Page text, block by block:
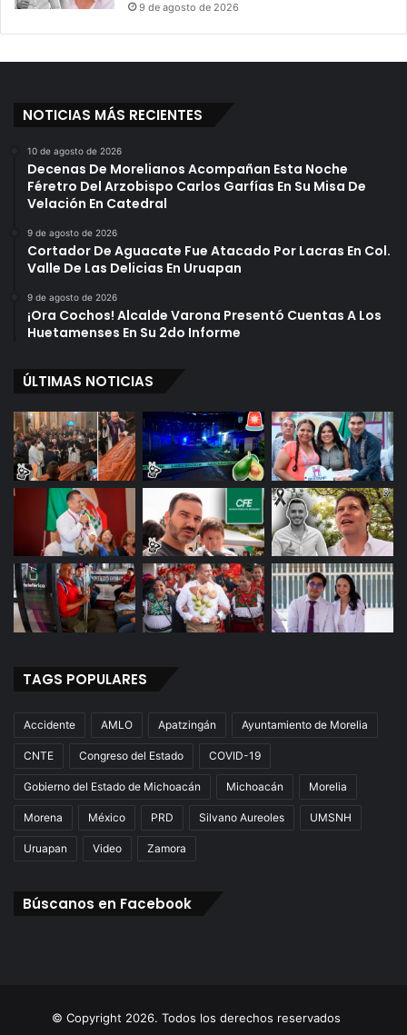
9 de agosto de 2026
NOTICIAS MÁS RECIENTES
10 de agosto de 2026
Decenas De Morelianos Acompañan Esta Noche
Féretro Del Arzobispo Carlos Garfías En Su Misa De
Velación En Catedral
9 de agosto de 2026
Cortador De Aguacate Fue Atacado Por Lacras En Col.
Valle De Las Delicias En Uruapan
9 de agosto de 2026
¡Ora Cochos! Alcalde Varona Presentó Cuentas A Los
Huetamenses En Su 2do Informe
ÚLTIMAS NOTICIAS
TAGS POPULARES
Accidente AMLO Apatzingán Ayuntamiento de Morelia
CNTE Congreso del Estado COVID-19
Gobierno del Estado de Michoacán Michoacán Morelia
Morena México PRD Silvano Aureoles UMSNH
Uruapan Video Zamora
Búscanos en Facebook
© Copyright 2026. Todos los derechos reservados